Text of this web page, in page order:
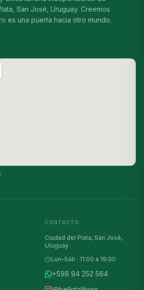
San José, Uruguay. Creemos
es una puerta hacia otro mundo.
CONTACTO
Ciudad del Plata, San José,
Uruguay
Lun–Sáb · 11:00 a 19:00
+598 94 252 564